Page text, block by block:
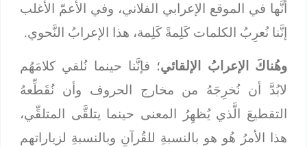
أنَّها في الموقع الإعرابي الفلاني، وفي الأعمّ الأغلب
إنَّنا نُعرِبُ الكلمات كَلِمةً كَلِمة، هذا الإعرابُ النَّحوي.
وهُناكَ الإعرابُ الإلقائي؛ فإنَّنا حينما نُلقي كلامَهُم
لابُدَّ أن نُخرِجَهُ من مخارج الحروف وأن نُقَطِّعهُ
التقطيعَ الَّذي يُظهِرُ المعنى حينما يتلقَّى المتلقِّي،
هذا الأمرُ هُو هو بالنسبةِ للقُرآنِ وبالنسبةِ لزياراتهم